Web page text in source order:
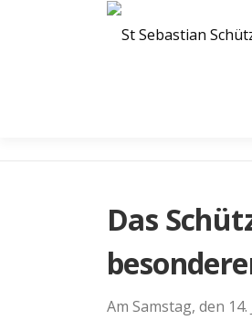
Das
Am Samstag, den